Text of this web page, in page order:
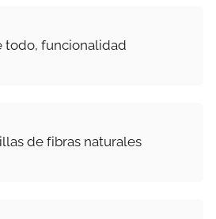
todo, funcionalidad
de fibras naturales